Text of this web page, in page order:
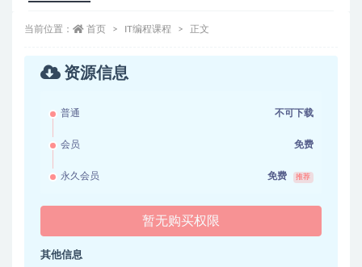
当前位置： 首页 IT编程课程 正文
资源信息
普通 不可下载
会员 免费
永久会员 免费 推荐
暂无购买权限
其他信息